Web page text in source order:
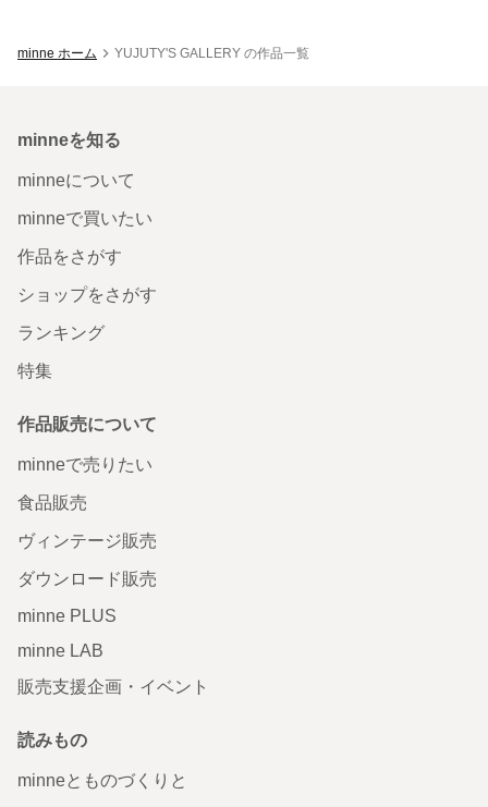
minne ホーム YUJUTY'S GALLERY の作品一覧
minneを知る
minneについて
minneで買いたい
作品をさがす
ショップをさがす
ランキング
特集
作品販売について
minneで売りたい
食品販売
ヴィンテージ販売
ダウンロード販売
minne PLUS
minne LAB
販売支援企画・イベント
読みもの
minneとものづくりと